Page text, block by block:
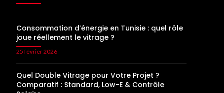
Consommation d’énergie en Tunisie : quel rôle
joue réellement le vitrage ?
25 février 2026
Quel Double Vitrage pour Votre Projet ?
Comparatif : Standard, Low-E & Contrôle